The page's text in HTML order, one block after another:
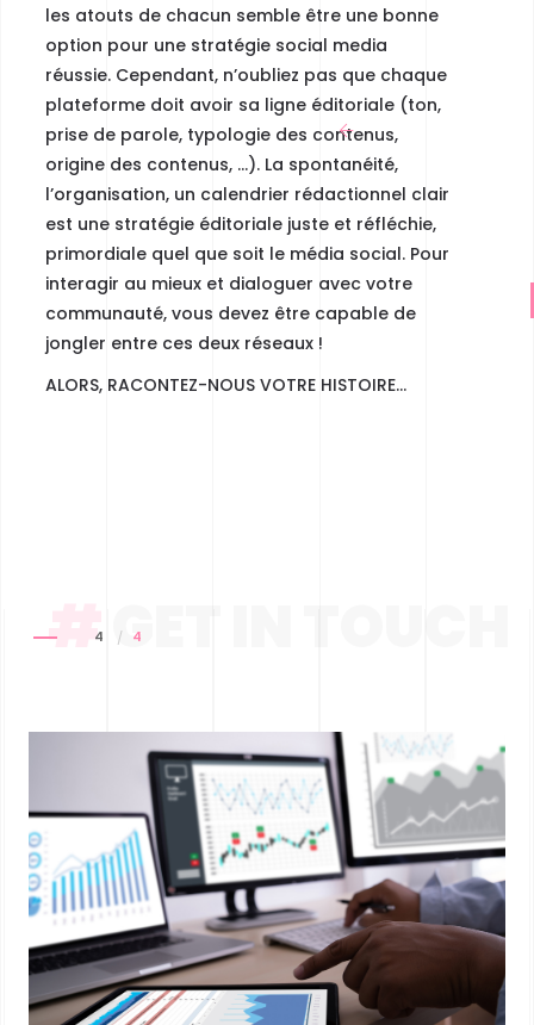
les atouts de chacun semble être une bonne
option pour une stratégie social media
réussie. Cependant, n’oubliez pas que chaque
plateforme doit avoir sa ligne éditoriale (ton,
prise de parole, typologie des contenus,
origine des contenus, …). La spontanéité,
l’organisation, un calendrier rédactionnel clair
est une stratégie éditoriale juste et réfléchie,
primordiale quel que soit le média social. Pour
interagir au mieux et dialoguer avec votre
communauté, vous devez être capable de
jongler entre ces deux réseaux !
ALORS, RACONTEZ-NOUS VOTRE HISTOIRE…
#GET IN TOUCH
4 4